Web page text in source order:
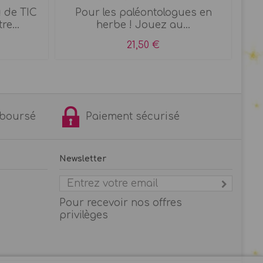
TIC
Pour les paléontologues en
herbe ! Jouez au...
21,50 €
Paiement sécurisé
Newsletter
Pour recevoir nos offres
privilèges